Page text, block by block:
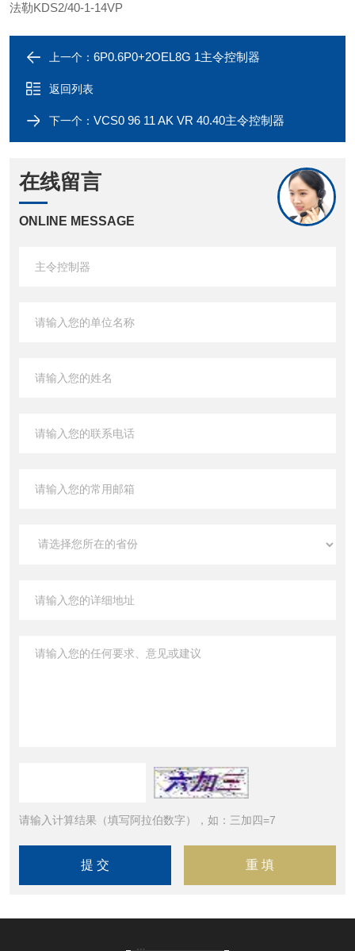
法勒KDS2/40-1-14VP
上一个： 6P0.6P0+2OEL8G 1主令控制器
返回列表
下一个： VCS0 96 11 AK VR 40.40主令控制器
在线留言
ONLINE MESSAGE
请输入计算结果（填写阿拉伯数字），如：三加四=7